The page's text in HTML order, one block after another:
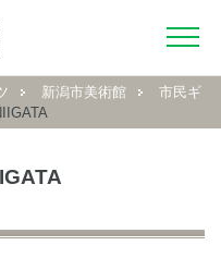
新潟市美術館
市民ギ